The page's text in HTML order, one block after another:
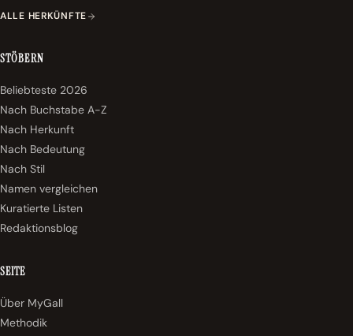
ALLE HERKÜNFTE
STÖBERN
Beliebteste 2026
Nach Buchstabe A-Z
Nach Herkunft
Nach Bedeutung
Nach Stil
Namen vergleichen
Kuratierte Listen
Redaktionsblog
SEITE
Über MyGall
Methodik